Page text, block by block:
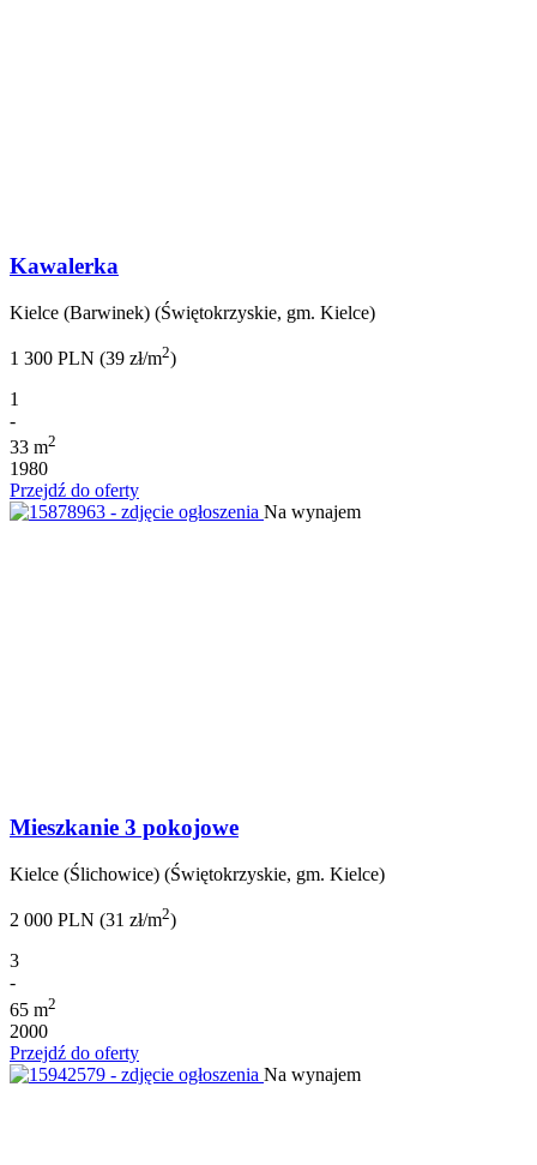
Kawalerka
Kielce (Barwinek) (Świętokrzyskie, gm. Kielce)
1 300 PLN (39 zł/m2)
1
-
33 m2
1980
Przejdź do oferty
Na wynajem
Mieszkanie 3 pokojowe
Kielce (Ślichowice) (Świętokrzyskie, gm. Kielce)
2 000 PLN (31 zł/m2)
3
-
65 m2
2000
Przejdź do oferty
Na wynajem